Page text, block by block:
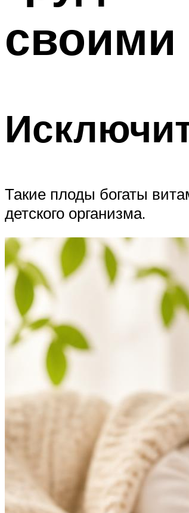
своими
Такие плоды богаты
детского организма.